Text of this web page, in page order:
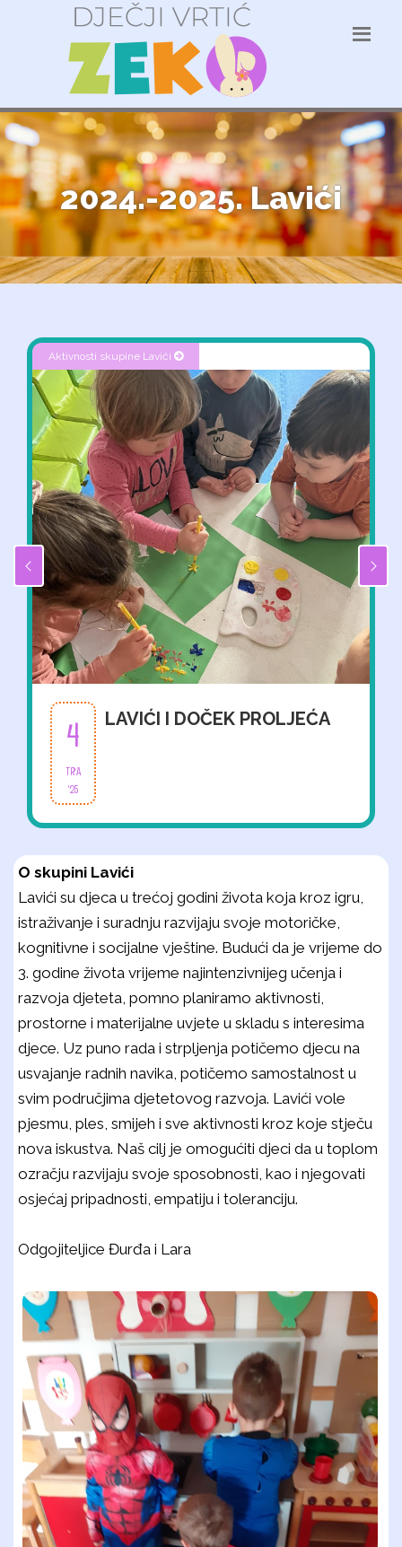
2024.-2025. Lavići
Aktivnosti skupine Lavići
4
TRA
'25
LAVIĆI I DOČEK PROLJEĆA
O skupini Lavići
Lavići su djeca u trećoj godini života koja kroz igru,
istraživanje i suradnju razvijaju svoje motoričke,
kognitivne i socijalne vještine. Budući da je vrijeme do
3. godine života vrijeme najintenzivnijeg učenja i
razvoja djeteta, pomno planiramo aktivnosti,
prostorne i materijalne uvjete u skladu s interesima
djece. Uz puno rada i strpljenja potičemo djecu na
usvajanje radnih navika, potičemo samostalnost u
svim područjima djetetovog razvoja. Lavići vole
pjesmu, ples, smijeh i sve aktivnosti kroz koje stječu
nova iskustva. Naš cilj je omogućiti djeci da u toplom
ozračju razvijaju svoje sposobnosti, kao i njegovati
osjećaj pripadnosti, empatiju i toleranciju.
Odgojiteljice Đurđa i Lara